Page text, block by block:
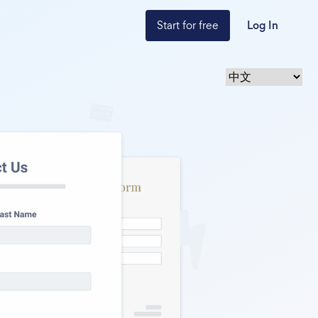
Start for free Log In